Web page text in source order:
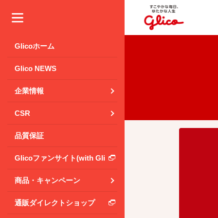
Glicoホーム
Glico NEWS
企業情報
CSR
品質保証
Glicoファンサイト(with Glico Park)
商品・キャンペーン
通販ダイレクトショップ